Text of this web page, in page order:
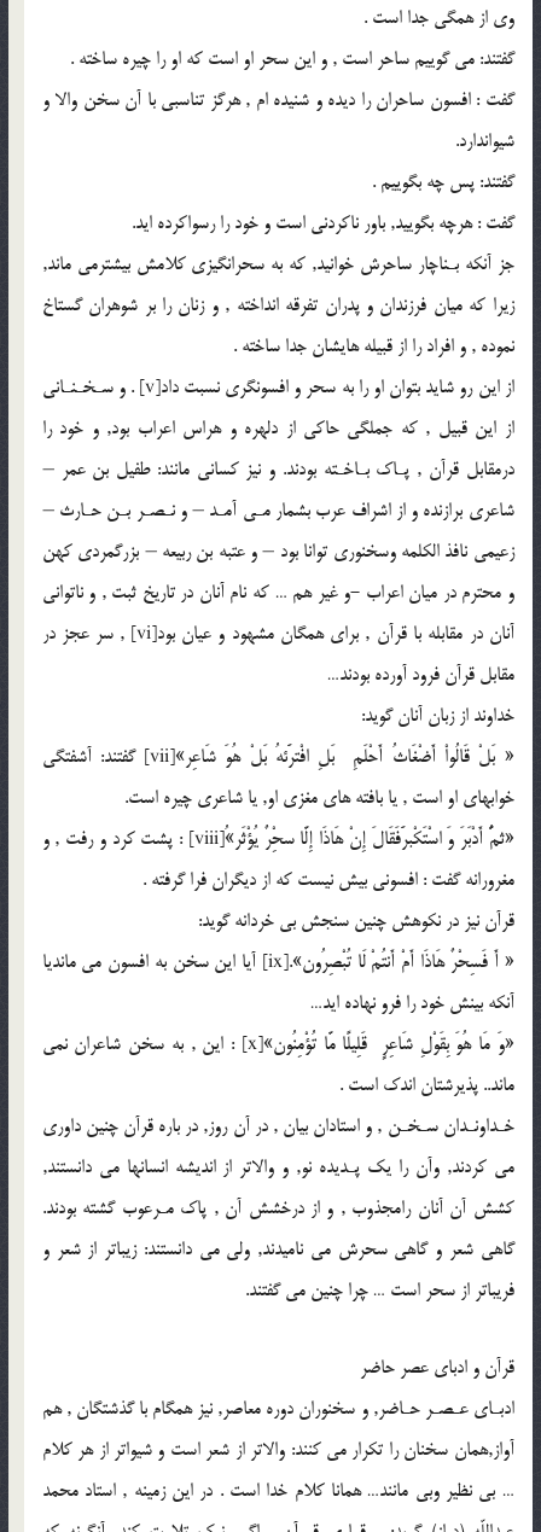
وى از همگى جدا است .
گفتند: مى گوييم ساحر است , و اين سحر او است كه او را چيره ساخته .
گفت : افسون ساحران را ديده و شنيده ام , هرگز تناسبى با آن سخن والا و
شيواندارد.
گفتند: پس چه بگوييم .
گفت : هرچه بگوييد, باور ناكردنى است و خود را رسواكرده ايد.
جز آنكه بـناچار ساحرش خوانيد, كه به سحرانگيزى كلامش بيشترمى ماند,
زيرا كه ميان فرزندان و پدران تفرقه انداخته , و زنان را بر شوهران گستاخ
‌نموده , و افراد را از قبيله هايشان جدا ساخته .
از اين رو شايد بتوان او را به سحر و افسونگرى نسبت داد[v] . و سـخـنـانى
از اين قبيل , كه جملگى حاكى از دلهره و هراس اعراب بود, و خود را
درمقابل قرآن , پـاك بـاخـته بودند. و نيز كسانى مانند: طفيل بن عمر –
شاعرى برازنده و از اشراف عرب بشمار مـى آمـد – و نـصـر بـن حـارث –
زعيمى نافذ الكلمه وسخنورى توانا بود – و عتبه بن ربيعه – بزرگمردى كهن
و محترم در ميان اعراب -و غير هم … كه نام آنان در تاريخ ثبت , و ناتوانى
آنان در مقابله با قرآن , براى همگان مشهود و عيان بود[vi] , سر عجز در
مقابل قرآن فرود آورده بودند…
خداوند از زبان آنان گويد:
« بَلْ قَالُواْ أَضْغَاثُ أَحْلَمِ بَلِ افْترََئهُ بَلْ هُوَ شَاعِر»[vii] گفتند: آشفتگى
خوابهاى او است , يا بافته هاى مغزى او, يا شاعرى چيره است.
«ثمُ‏َّ أَدْبَرَ وَ اسْتَكْبرََفَقَالَ إِنْ هَاذَا إِلَّا سحِْرٌ يُؤْثَر»ُ[viii] : پشت كرد و رفت , و
مغرورانه گفت : افسونى بيش نيست كه از ديگران فرا گرفته .
قرآن نيز در نكوهش چنين سنجش بى خردانه گويد:
« أَ فَسِحْرٌ هَاذَا أَمْ أَنتُمْ لَا تُبْصِرُون»‏.[ix] آيا اين سخن به افسون مى مانديا
آنكه بينش خود را فرو نهاده ايد…
«وَ مَا هُوَ بِقَوْلِ شَاعِرٍ قَلِيلًا مَّا تُؤْمِنُون»‏[x] : اين , به سخن شاعران نمى
ماند.. پذيرشتان اندك است .
خـداونـدان سـخـن , و استادان بيان , در آن روز, در باره قرآن چنين داورى
مى كردند, وآن را يك پـديده نو, و والاتر از انديشه انسانها مى دانستند,
كشش آن آنان رامجذوب , و از درخشش آن , پاك مـرعوب گشته بودند.
گاهى شعر و گاهى سحرش مى ناميدند, ولى مى دانستند: زيباتر از شعر و
فريباتر از سحر است … چرا چنين مى گفتند.
قرآن و ادباى عصر حاضر
ادبـاى عـصـر حـاضر, و سخنوران دوره معاصر, نيز همگام با گذشتگان , هم
آواز,همان سخنان را تكرار مى كنند: والاتر از شعر است و شيواتر از هر كلام
… بى نظير وبى مانند… همانا كلام خدا است . در اين زمينه , استاد محمد